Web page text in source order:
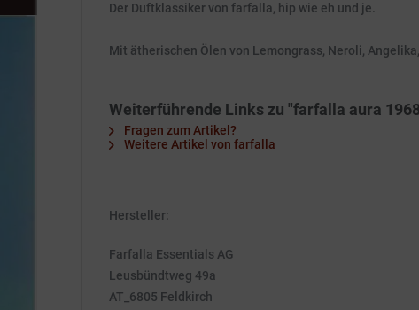
Der Duftklassiker von farfalla, hip wie eh und je.
Mit ätherischen Ölen von Lemongrass, Neroli,
Weiterführende Links zu "farfalla aura
Fragen zum Artikel?
Weitere Artikel von farfalla
Hersteller:
Farfalla Essentials AG
Leusbündtweg 49a
AT_6805 Feldkirch